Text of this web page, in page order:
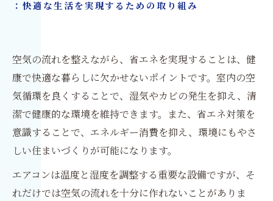
：快適な生活を実現するための取り組み
空気の流れを整えながら、省エネを実現することは、健
康で快適な暮らしに欠かせないポイントです。室内の空
気循環を良くすることで、湿気やカビの発生を抑え、清
潔で健康的な環境を維持できます。また、省エネ対策を
意識することで、エネルギー消費を抑え、環境にもやさ
しい住まいづくりが可能になります。
エアコンは温度と湿度を調整する重要な設備ですが、そ
れだけでは空気の流れを十分に作れないことがありま